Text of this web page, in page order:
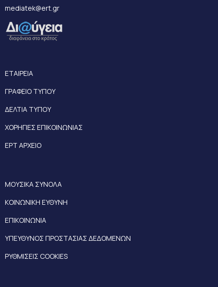
mediatek@ert.gr
ΕΤΑΙΡΕΙΑ
ΓΡΑΦΕΙΟ ΤΥΠΟΥ
ΔΕΛΤΙΑ ΤΥΠΟΥ
ΧΟΡΗΓΙΕΣ ΕΠΙΚΟΙΝΩΝΙΑΣ
ΕΡΤ ΑΡΧΕΙΟ
ΜΟΥΣΙΚΑ ΣΥΝΟΛΑ
ΚΟΙΝΩΝΙΚΗ ΕΥΘΥΝΗ
ΕΠΙΚΟΙΝΩΝΙΑ
ΥΠΕΥΘΥΝΟΣ ΠΡΟΣΤΑΣΙΑΣ ΔΕΔΟΜΕΝΩΝ
ΡΥΘΜΙΣΕΙΣ COOKIES